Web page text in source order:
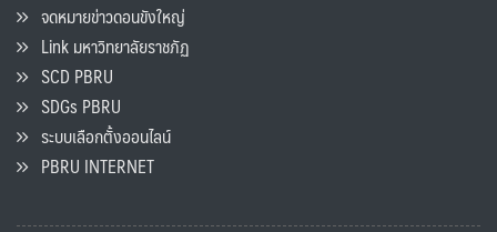
จดหมายข่าวดอนขังใหญ่
Link มหาวิทยาลัยราชภัฏ
SCD PBRU
SDGs PBRU
ระบบเลือกตั้งออนไลน์
PBRU INTERNET